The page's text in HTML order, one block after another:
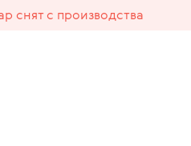
снят с производства